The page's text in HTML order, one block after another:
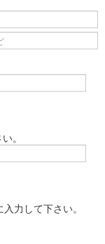
。
力して下さい。